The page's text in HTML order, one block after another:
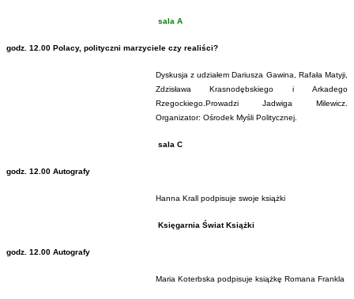
sala A
godz. 12.00 Polacy, polityczni marzyciele czy realiści?
Dyskusja z udziałem Dariusza Gawina, Rafała Matyji,
Zdzisława Krasnodębskiego i Arkadego
Rzegockiego.Prowadzi Jadwiga Milewicz.
Organizator: Ośrodek Myśli Politycznej.
sala C
godz. 12.00 Autografy
Hanna Krall podpisuje swoje książki
Księgarnia Świat Książki
godz. 12.00 Autografy
Maria Koterbska podpisuje książkę Romana Frankla